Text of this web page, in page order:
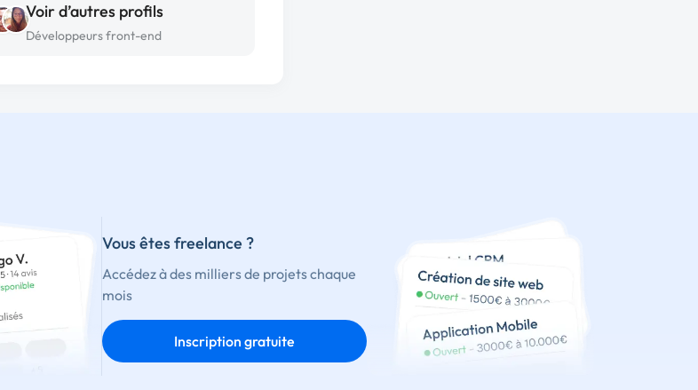
Voir d’autres profils
Développeurs front-end
Vous êtes freelance ?
Accédez à des milliers de projets chaque
mois
Inscription gratuite